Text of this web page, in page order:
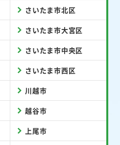
さいたま市北区
さいたま市大宮区
さいたま市中央区
さいたま市西区
川越市
越谷市
上尾市